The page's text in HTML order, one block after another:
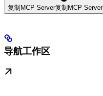
复制MCP Server复制MCP Server
导航工作区